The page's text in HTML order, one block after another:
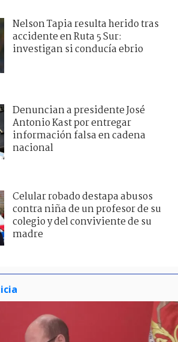
Nelson Tapia resulta herido tras
accidente en Ruta 5 Sur:
investigan si conducía ebrio
Denuncian a presidente José
Antonio Kast por entregar
información falsa en cadena
nacional
Celular robado destapa abusos
contra niña de un profesor de su
colegio y del conviviente de su
madre